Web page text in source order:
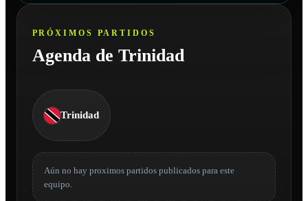
PRÓXIMOS PARTIDOS
Agenda de Trinidad
Trinidad
Aún no hay proximos partidos publicados para este
equipo.